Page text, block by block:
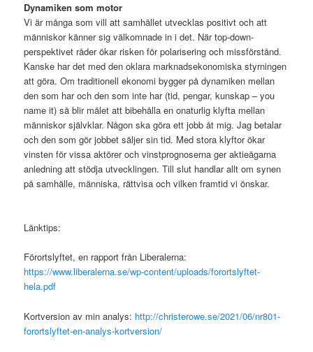
Dynamiken som motor
Vi är många som vill att samhället utvecklas positivt och att
människor känner sig välkomnade in i det. När top-down-
perspektivet råder ökar risken för polarisering och missförstånd.
Kanske har det med den oklara marknadsekonomiska styrningen
att göra. Om traditionell ekonomi bygger på dynamiken mellan
den som har och den som inte har (tid, pengar, kunskap – you
name it) så blir målet att bibehålla en onaturlig klyfta mellan
människor självklar. Någon ska göra ett jobb åt mig. Jag betalar
och den som gör jobbet säljer sin tid. Med stora klyftor ökar
vinsten för vissa aktörer och vinstprognoserna ger aktieägarna
anledning att stödja utvecklingen. Till slut handlar allt om synen
på samhälle, människa, rättvisa och vilken framtid vi önskar.
Länktips:
Förortslyftet, en rapport från Liberalerna:
https://www.liberalerna.se/wp-content/uploads/forortslyftet-
hela.pdf
Kortversion av min analys: http://christerowe.se/2021/06/nr801-
forortslyftet-en-analys-kortversion/